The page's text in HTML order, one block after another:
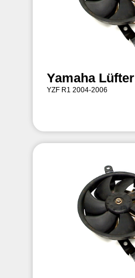
Yamaha Lüfter
YZF R1 2004-2006